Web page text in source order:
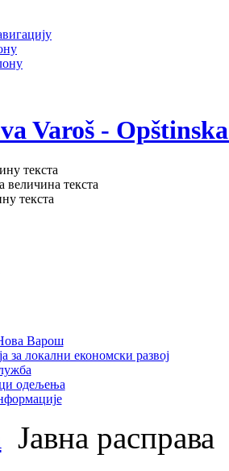
Varoš -
Варош
за локални економски развој
одељења
Јавна расправа